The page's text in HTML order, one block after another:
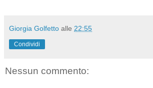
Giorgia Golfetto alle 22:55
Condividi
Nessun commento: